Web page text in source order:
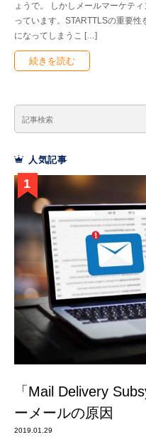
ょうで。 しかしメールマーケテ
っています。STARTTLSの重要
になってしまうこ […]
続きを読む
人気記事
「Mail Delivery
ーメールの原因
2019.01.29